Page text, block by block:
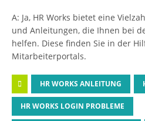
A: Ja, HR Works bietet eine
und Anleitungen, die Ihnen bei
helfen. Diese finden Sie in der
Mitarbeiterportals.
HR WORKS ANLEITUNG
HR WORKS LOGIN PROBLEME